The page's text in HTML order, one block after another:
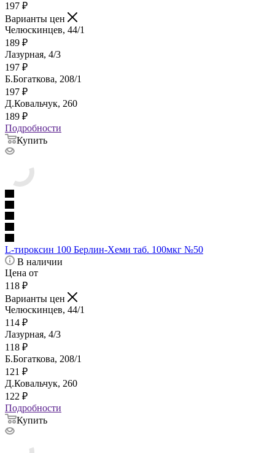
197 ₽
Варианты цен
Челюскинцев, 44/1
189 ₽
Лазурная, 4/3
197 ₽
Б.Богаткова, 208/1
197 ₽
Д.Ковальчук, 260
189 ₽
Подробности
Купить
L-тироксин 100 Берлин-Хеми таб. 100мкг №50
В наличии
Цена от
118 ₽
Варианты цен
Челюскинцев, 44/1
114 ₽
Лазурная, 4/3
118 ₽
Б.Богаткова, 208/1
121 ₽
Д.Ковальчук, 260
122 ₽
Подробности
Купить